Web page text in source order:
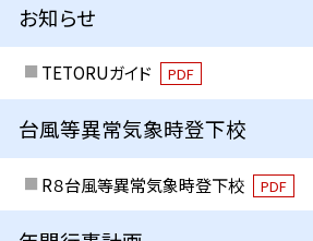
お知らせ
TETORUガイド PDF
台風等異常気象時登下校
R８台風等異常気象時登下校 PDF